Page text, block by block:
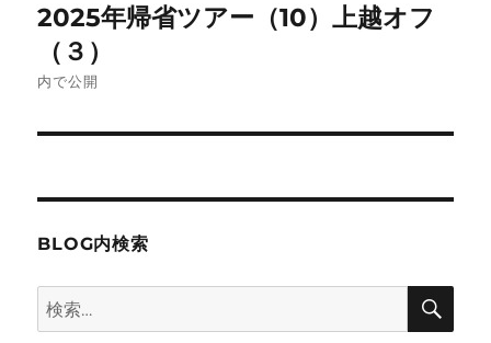
稿
ナ
ビ
ョ
2025年帰省ツアー（10）上越オフ
（３）
内で公開
BLOG内検索
検
索:
検